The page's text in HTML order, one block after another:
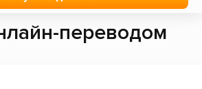
Погасить заёмпереводом